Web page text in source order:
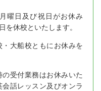
曜日及び祝日がお休み
を休校といたします。
大船校ともにお休みを
受付業務はお休みいた
話レッスン及びオンラ